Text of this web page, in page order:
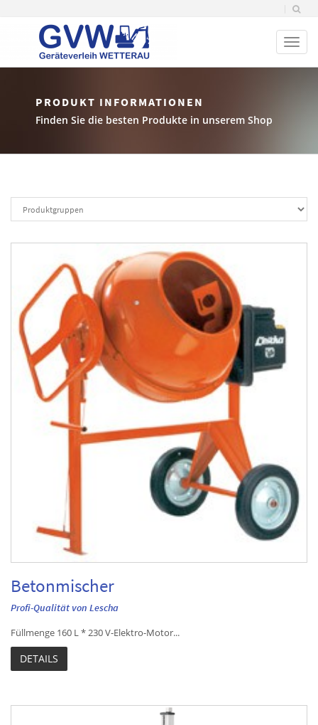
PRODUKT INFORMATIONEN
Finden Sie die besten Produkte in unserem Shop
Betonmischer
Profi-Qualität von Lescha
Füllmenge 160 L * 230 V-Elektro-Motor...
DETAILS